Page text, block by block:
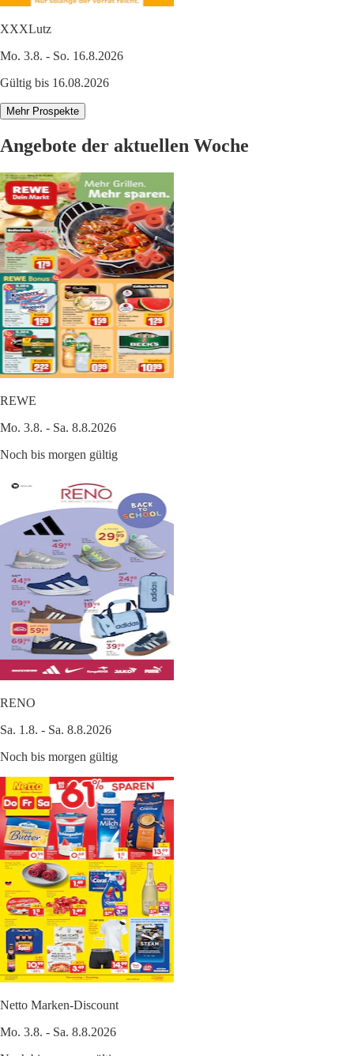
XXXLutz
Mo. 3.8. - So. 16.8.2026
Gültig bis 16.08.2026
Mehr Prospekte
Angebote der aktuellen Woche
REWE
Mo. 3.8. - Sa. 8.8.2026
Noch bis morgen gültig
RENO
Sa. 1.8. - Sa. 8.8.2026
Noch bis morgen gültig
Netto Marken-Discount
Mo. 3.8. - Sa. 8.8.2026